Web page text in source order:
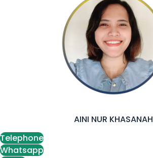
AINI NUR KHASANAH
Telephone
Whatsapp